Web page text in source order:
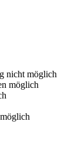
nicht möglich
möglich